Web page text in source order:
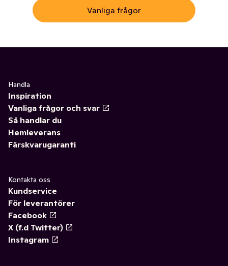
Vanliga frågor
Handla
Inspiration
Vanliga frågor och svar
Så handlar du
Hemleverans
Färskvarugaranti
Kontakta oss
Kundservice
För leverantörer
Facebook
X (f.d Twitter)
Instagram